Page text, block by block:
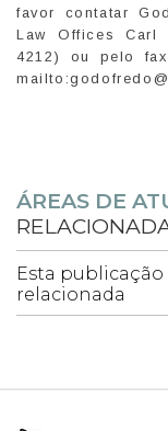
favor contatar
Law Offices Carl
4212) ou pelo
ÁREAS DE
Esta
relacionada